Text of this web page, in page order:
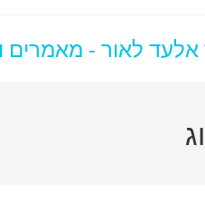
לאור - מאמרים